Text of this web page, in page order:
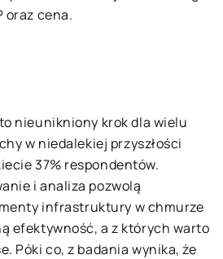
oraz cena.
nieunikniony krok dla wielu
w niedalekiej przyszłości
37% respondentów.
i analiza pozwolą
infrastruktury w chmurze
efektywność, a z których warto
Póki co, z badania wynika, że